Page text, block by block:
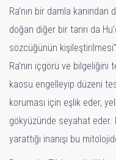
Ra’nın bir damla kanından
doğan diğer bir tanrı da
sözcüğünün
Ra’nın içgörü ve bilgeliğini
kaosu engelleyip düzeni
koruması için eşlik eder,
gökyüzünde seyahat
yarattığı inanışı bu